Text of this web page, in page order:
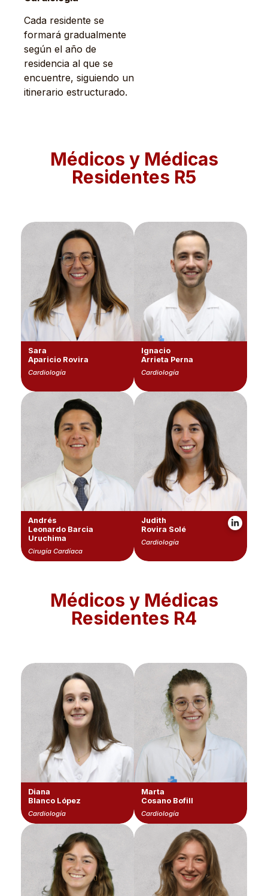
Cada residente se
formará gradualmente
según el año de
residencia al que se
encuentre, siguiendo un
itinerario estructurado.
Médicos y Médicas
Residentes R5
Sara
Aparicio Rovira
Cardiología
Ignacio
Arrieta Perna
Cardiología
Andrés
Leonardo Barcia
Uruchima
Cirugía Cardíaca
Judith
Rovira Solé
Cardiología
Médicos y Médicas
Residentes R4
Diana
Blanco López
Cardiología
Marta
Cosano Bofill
Cardiología